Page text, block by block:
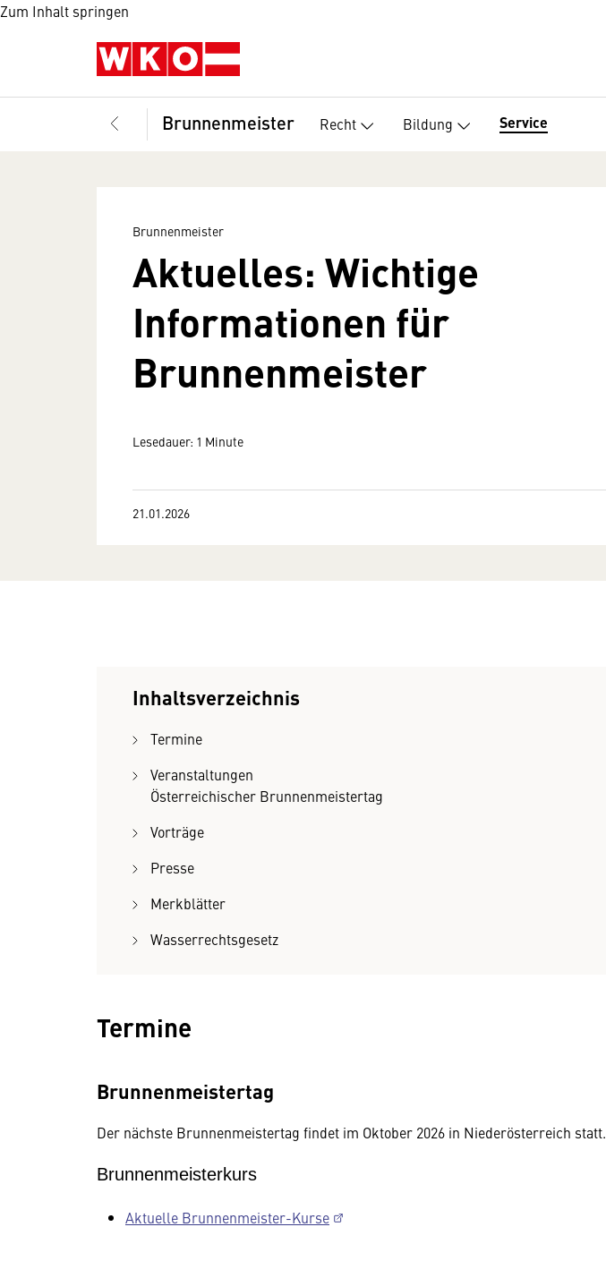
Zum Inhalt springen
Brunnenmeister Recht Bildung Service
Brunnenmeister
Aktuelles: Wichtige
Informationen für
Brunnenmeister
Lesedauer: 1 Minute
21.01.2026
Inhaltsverzeichnis
Termine
Veranstaltungen
Österreichischer Brunnenmeistertag
Vorträge
Presse
Merkblätter
Wasserrechtsgesetz
Termine
Brunnenmeistertag
Der nächste Brunnenmeistertag findet im Oktober 2026 in Niederösterreich statt.
Brunnenmeisterkurs
Aktuelle Brunnenmeister-Kurse